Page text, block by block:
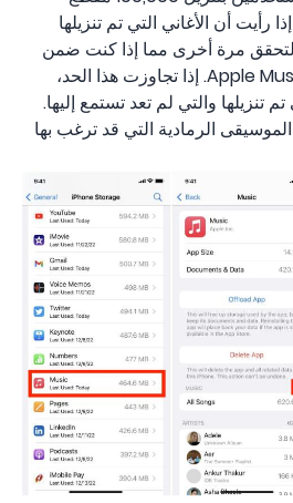
أن الأغاني التي تم تنزيلها
مرة أخرى مما إذا كنت ضمن
حدود التنزيل الخاصة بـ Apple Music‌. إذا تجاوزت هذا الحد،
تنزيلها والتي لم تعد تستمع إليها.
الرمادية التي قد ترغب بها